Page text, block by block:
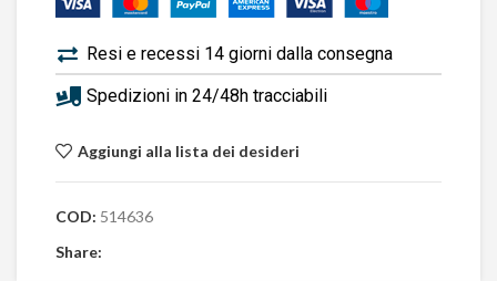
Resi e recessi 14 giorni dalla consegna
Spedizioni in 24/48h tracciabili
Aggiungi alla lista dei desideri
COD: 514636
Share: